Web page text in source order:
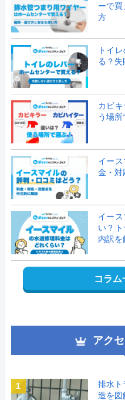
ーで
方
トイ
る？失
カビ
う場所
イー
金・対
イー
い？
内訳を
コラム
アク
1
排水ト
造を図